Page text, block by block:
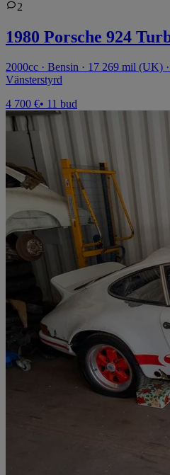
2
1980 Porsche 924
2000cc · Bensin · 17 269 mil (UK)
Vänsterstyrd
4 700 €• 11 bud